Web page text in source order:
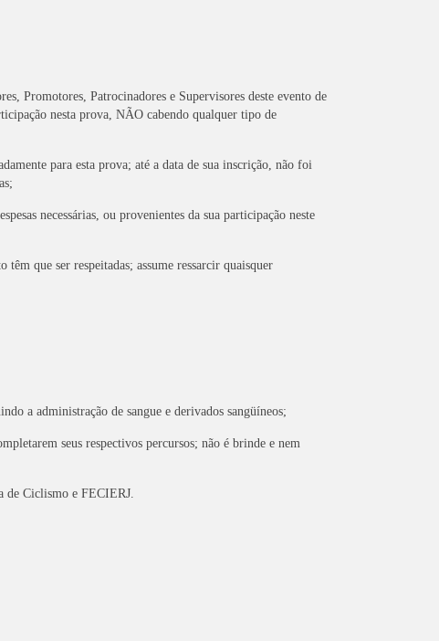
Promotores, Patrocinadores e Supervisores deste evento de
nesta prova, NÃO cabendo qualquer tipo de
para esta prova; até a data de sua inscrição, não foi
necessárias, ou provenientes da sua participação neste
que ser respeitadas; assume ressarcir quaisquer
a administração de sangue e derivados sangüíneos;
seus respectivos percursos; não é brinde e nem
de Ciclismo e FECIERJ.